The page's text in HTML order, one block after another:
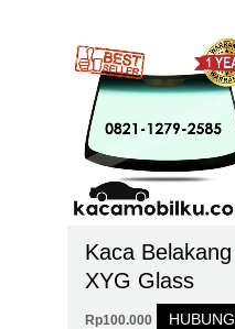
Kaca Belakang
XYG Glass
Rp100.000
HUBUNGI